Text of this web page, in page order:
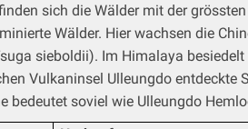
sich die Wälder mit der
Wälder. Hier wachsen die
sieboldii). Im Himalaya
Vulkaninsel Ulleungdo
bedeutet soviel wie Ulleungdo